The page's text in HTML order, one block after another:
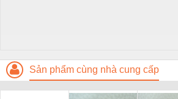
Sản phẩm cùng nhà cung cấp